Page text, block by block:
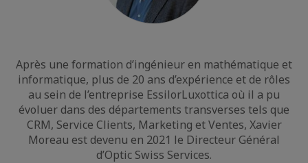
Après une formation d’ingénieur en mathématique et
informatique, plus de 20 ans d’expérience et de rôles
au sein de l’entreprise EssilorLuxottica où il a pu
évoluer dans des départements transverses tels que
CRM, Service Clients, Marketing et Ventes, Xavier
Moreau est devenu en 2021 le Directeur Général
d’Optic Swiss Services.